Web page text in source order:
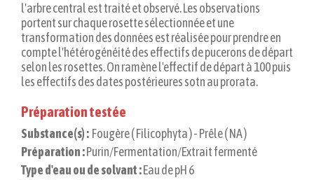
l'arbre central est traité et observé. Les observations
portent sur chaque rosette sélectionnée et une
transformation des données est réalisée pour prendre en
compte l'hétérogénéité des effectifs de pucerons de départ
selon les rosettes. On ramène l'effectif de départ à 100 puis
les effectifs des dates postérieures sotn au prorata.
Préparation testée
Substance(s) : Fougère ( Filicophyta ) - Prêle ( NA )
Préparation :Purin/Fermentation/Extrait fermenté
Type d'eau ou de solvant :Eau de pH 6